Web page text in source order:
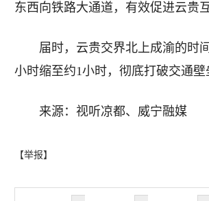
东西向铁路大通道，有效促进云贵
届时，云贵交界北上成渝的时
小时缩至约1小时，彻底打破交通壁
来源：视听凉都、威宁融媒
【举报】